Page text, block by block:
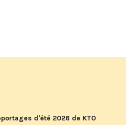
d'été 2026 de KTO